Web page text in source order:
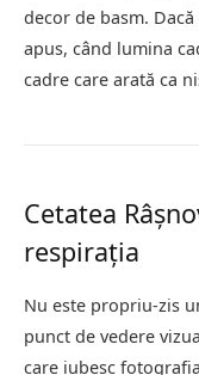
decor de basm.
apus, când lumina
cadre care arată ca
Cetatea
respirația
Nu este propriu-zis
punct de vedere
care iubesc